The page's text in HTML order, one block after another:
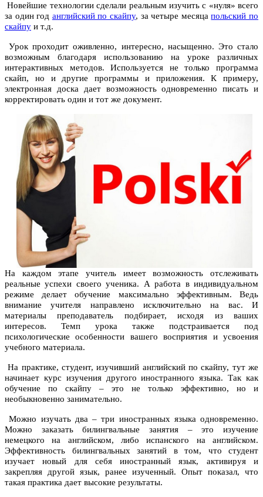
Новейшие технологии сделали реальным изучить с «нуля» всего
за один год английский по скайпу, за четыре месяцапольский по
скайпу и т.д.
Урок проходит оживленно, интересно, насыщенно. Это стало
возможным благодаря использованию на уроке различных
интерактивных методов. Используется не только программа
скайп, но и другие программы и приложения. К примеру,
электронная доска дает возможность одновременно писать и
корректировать один и тот же документ.
На каждом этапе учитель имеет возможность отслеживать
реальные успехи своего ученика. А работа в индивидуальном
режиме делает обучение максимально эффективным. Ведь
внимание учителя направлено исключительно на вас. И
материалы преподаватель подбирает, исходя из ваших
интересов. Темп урока также подстраивается под
психологические особенности вашего восприятия и усвоения
учебного материала.
На практике, студент, изучивший английский по скайпу, тут же
начинает курс изучения другого иностранного языка. Так как
обучение по скайпу – это не только эффективно, но и
необыкновенно занимательно.
Можно изучать два – три иностранных языка одновременно.
Можно заказать билингвальные занятия – это изучение
немецкого на английском, либо испанского на английском.
Эффективность билингвальных занятий в том, что студент
изучает новый для себя иностранный язык, активируя и
закрепляя другой язык, ранее изученный. Опыт показал, что
такая практика дает высокие результаты.